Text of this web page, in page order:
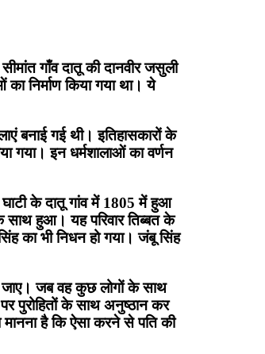
गाँव दातू की दानवीर जसुली
निर्माण किया गया था। ये
बनाई गई थी। इतिहासकारों के
गया। इन धर्मशालाओं का वर्णन
के दातू गांव में 1805 में हुआ
साथ हुआ। यह परिवार तिब्बत के
का भी निधन हो गया। जंबू सिंह
जाए। जब वह कुछ लोगों के साथ
पुरोहितों के साथ अनुष्ठान कर
है कि ऐसा करने से पति की